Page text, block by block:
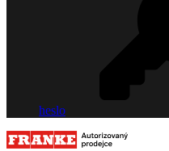
heslo